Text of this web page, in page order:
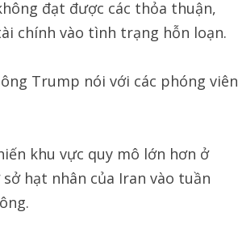
đạt được các thỏa thuận,
chính vào tình trạng hỗn loạn.
Trump nói với các phóng viên
khu vực quy mô lớn hơn ở
hạt nhân của Iran vào tuần